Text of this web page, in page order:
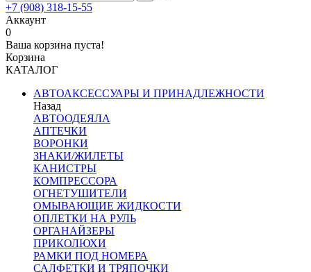
+7 (908) 318-15-55
Аккаунт
0
Ваша корзина пуста!
Корзина
КАТАЛОГ
АВТОАКСЕССУАРЫ И ПРИНАДЛЕЖНОСТИ
Назад
АВТООДЕЯЛА
АПТЕЧКИ
ВОРОНКИ
ЗНАКИ/ЖИЛЕТЫ
КАНИСТРЫ
КОМПРЕССОРА
ОГНЕТУШИТЕЛИ
ОМЫВАЮЩИЕ ЖИДКОСТИ
ОПЛЕТКИ НА РУЛЬ
ОРГАНАЙЗЕРЫ
ПРИКОЛЮХИ
РАМКИ ПОД НОМЕРА
САЛФЕТКИ И ТРЯПОЧКИ